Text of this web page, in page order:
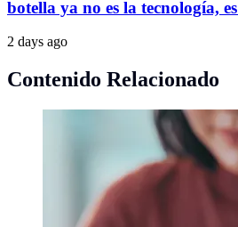
botella ya no es la tecnología,
2 days ago
Contenido Relacionado